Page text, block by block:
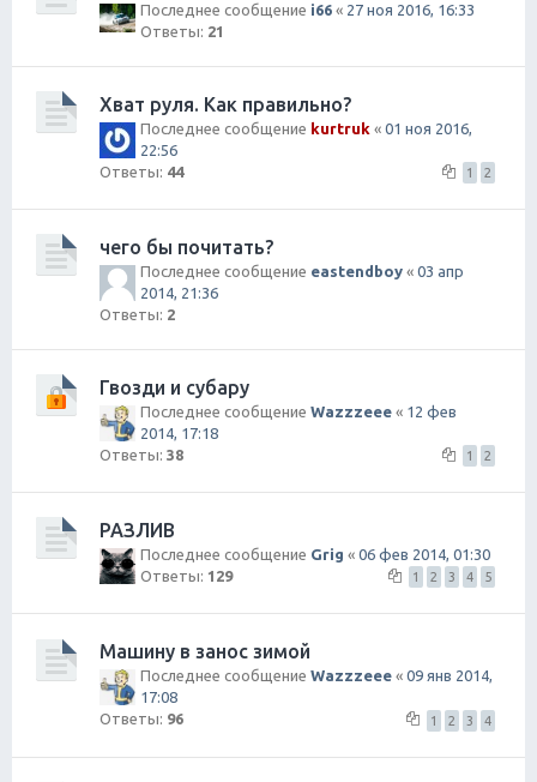
Последнее сообщение i66 « 27 ноя 2016, 16:33
Ответы: 21
Хват руля. Как правильно?
Последнее сообщение kurtruk « 01 ноя 2016,
22:56
Ответы: 44 1 2
чего бы почитать?
Последнее сообщение eastendboy « 03 апр
2014, 21:36
Ответы: 2
Гвозди и субару
Последнее сообщение Wazzzeee « 12 фев
2014, 17:18
Ответы: 38 1 2
РАЗЛИВ
Последнее сообщение Grig « 06 фев 2014, 01:30
Ответы: 129 1 2 3 4 5
Машину в занос зимой
Последнее сообщение Wazzzeee « 09 янв 2014,
17:08
Ответы: 96 1 2 3 4